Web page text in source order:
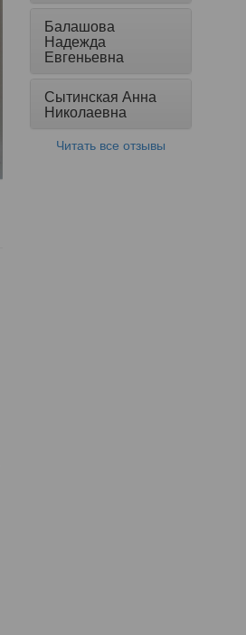
Балашова
Надежда
Евгеньевна
Сытинская Анна
Николаевна
Читать все отзывы